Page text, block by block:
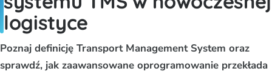
logistyce
Poznaj definicję Transport Management System oraz
sprawdź, jak zaawansowane oprogramowanie przekłada